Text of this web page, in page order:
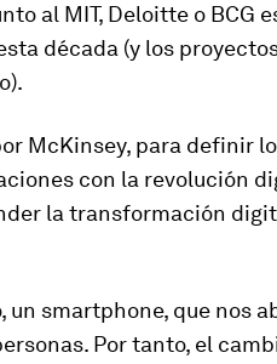
al MIT, Deloitte o BCG
década (y los
McKinsey, para definir
con la revolución
la transformación
smartphone, que nos
Por tanto, el